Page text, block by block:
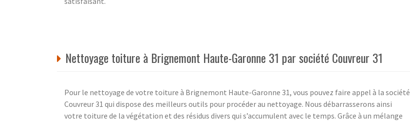
Nettoyage toiture à Brignemont Haute-Garonne 31 par société Couvreur 31
Pour le nettoyage de votre toiture à Brignemont Haute-Garonne 31, vous pouvez faire appel à la société
Couvreur 31 qui dispose des meilleurs outils pour procéder au nettoyage. Nous débarrasserons ainsi
votre toiture de la végétation et des résidus divers qui s’accumulent avec le temps. Grâce à un mélange